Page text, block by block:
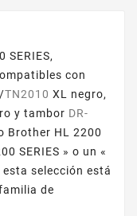
SERIES,
con
/TN2010 XL negro,
y tambor DR-
Brother HL 2200
SERIES » o un «
selección está
de